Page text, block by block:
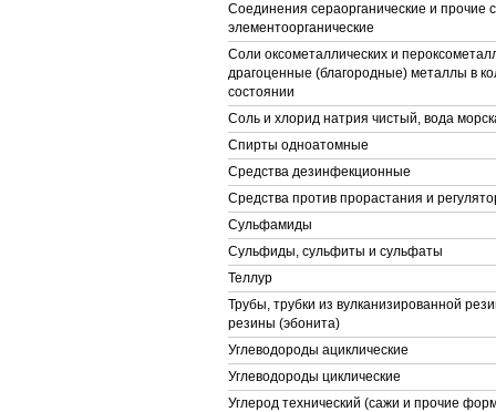
Соединения сераорганические и прочие
элементоорганические
Соли оксометаллических и
драгоценные (благородные) металлы в
состоянии
Соль и хлорид натрия чистый, вода
Спирты одноатомные
Средства дезинфекционные
Средства против прорастания и
Сульфамиды
Сульфиды, сульфиты и сульфаты
Теллур
Трубы, трубки из вулканизированной
резины (эбонита)
Углеводороды ациклические
Углеводороды циклические
Углерод технический (сажи и прочие